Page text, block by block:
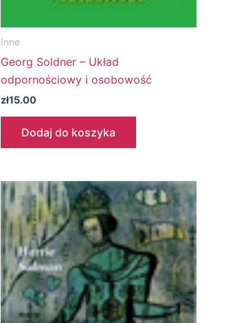
Inne
Georg Soldner – Układ
odpornościowy i osobowość
zł15.00
Dodaj do koszyka